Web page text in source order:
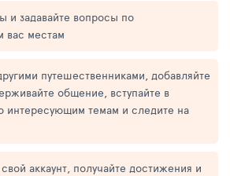
и задавайте вопросы по
вас местам
путешественниками, добавляйте
общение, вступайте в
интересующим темам и следите на
аккаунт, получайте достижения и